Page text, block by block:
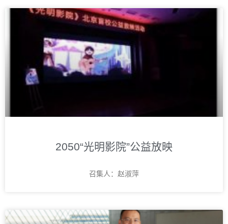
2050“光明影院”公益放映
召集人：赵淑萍